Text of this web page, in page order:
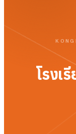
โรงเ